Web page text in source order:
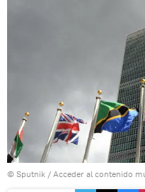
© Sputnik / Acceder al contenido